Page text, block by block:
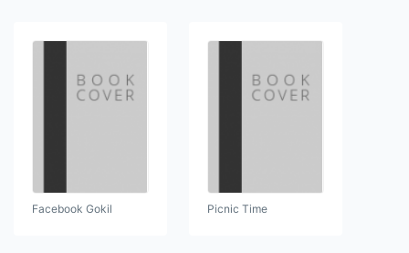
Facebook Gokil Picnic Time